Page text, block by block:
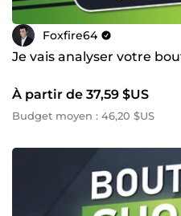
Foxfire64
Je vais analyser votre
À partir de 37,59 $US
Budget moyen : 46,20 $US